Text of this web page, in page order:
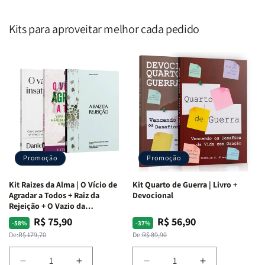
Kits para aproveitar melhor cada pedido
Promoção
Kit Raizes da Alma | O Vício de
Agradar a Todos + Raiz da
Rejeição + O Vazio da
Insatisfação.
-58%
Preço
normal
De:R$ 179,70
Preço
promocional
R$ 75,90
Promoção
Kit Quarto de Guerra | Livro +
Devocional
-37%
Preço
normal
De:R$ 89,90
Preço
promocional
R$ 56,90